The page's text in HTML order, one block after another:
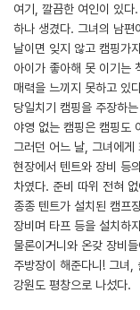
여기, 깔끔한 여인이 있다
하나 생겼다. 그녀의 남편
날이면 잊지 않고 캠핑가
아이가 좋아해 못 이기는
매력을 느끼지 못하고 있
당일치기 캠핑을 주장하
야영 없는 캠핑은 캠핑도
그러던 어느 날, 그녀에게
현장에서 텐트와 장비 등
차였다. 준비 따위 전혀
종종 텐트가 설치된 캠프
장비며 타프 등을 설치하
물론이거니와 온갖 장비
주방장이 해준다니! 그녀,
강원도 평창으로 나섰다.